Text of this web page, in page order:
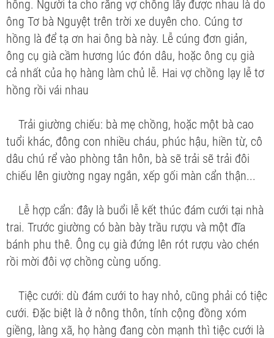
hồng. Người ta cho rằng vợ chồng lấy được nhau là do
ông Tơ bà Nguyệt trên trời xe duyên cho. Cúng tơ
hồng là để tạ ơn hai ông bà này. Lễ cúng đơn giản,
ông cụ già cầm hương lúc đón dâu, hoặc ông cụ già
cả nhất của họ hàng làm chủ lễ. Hai vợ chồng lạy lễ tơ
hồng rồi vái nhau
Trải giường chiếu: bà mẹ chồng, hoặc một bà cao
tuổi khác, đông con nhiều cháu, phúc hậu, hiền từ, cô
dâu chú rể vào phòng tân hôn, bà sẽ trải sẽ trải đôi
chiếu lên giường ngay ngắn, xếp gối màn cẩn thận...
Lễ hợp cẩn: đây là buổi lễ kết thúc đám cưới tại nhà
trai. Trước giường có bàn bày trầu rượu và một đĩa
bánh phu thê. Ông cụ già đứng lên rót rượu vào chén
rồi mời đôi vợ chồng cùng uống.
Tiệc cưới: dù đám cưới to hay nhỏ, cũng phải có tiệc
cưới. Đặc biệt là ở nông thôn, tính cộng đồng xóm
giềng, làng xã, họ hàng đang còn mạnh thì tiệc cưới là